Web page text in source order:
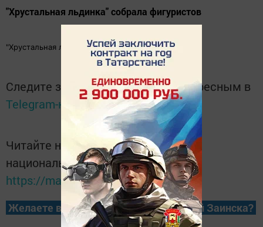
"Хрустальная льдинка" собрала фигуристов
"Хрустальная льдинка" собрала фигуристов
Следите за самым важным и интересным в
Telegram-канале Татмедиа
Читайте новости Татарстана в
национальном мессенджере MАХ:
https://max.ru/tatmedia
Желаете всегда быть в курсе новостей Заинска?